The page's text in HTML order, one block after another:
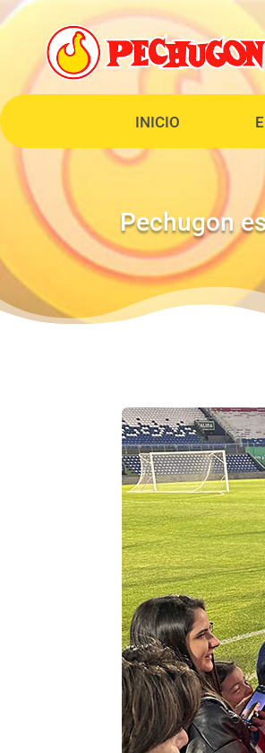
INICIO
Pechugon